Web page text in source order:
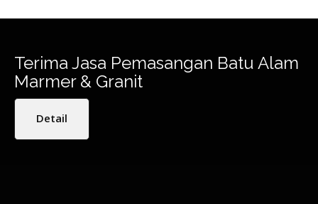
Terima Jasa Pemasangan Batu Alam
Marmer & Granit
Detail